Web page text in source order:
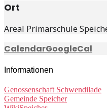
Ort
Areal Primarschule
CalendarGoogleCal
Informationen
Genossenschaft Schwendilade
Gemeinde Speicher